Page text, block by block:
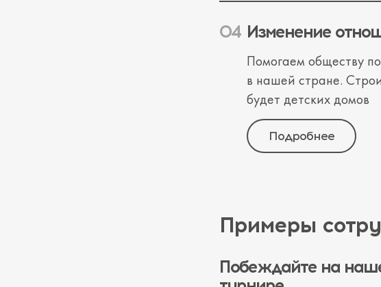
Изменение
Помогаем обществу
в нашей стране.
будет детских домов
Подробнее
Примеры
Побеждайте на